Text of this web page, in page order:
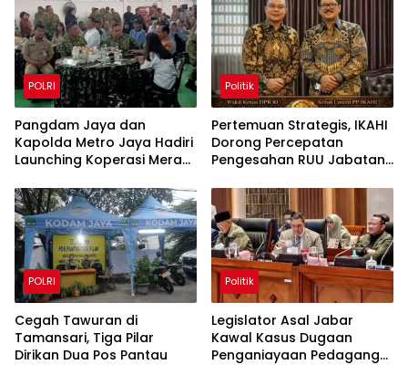
POLRI
Pangdam Jaya dan
Kapolda Metro Jaya Hadiri
Launching Koperasi Merah
Politik
Pertemuan Strategis, IKAHI
Dorong Percepatan
Pengesahan RUU Jabatan
POLRI
Cegah Tawuran di
Tamansari, Tiga Pilar
Dirikan Dua Pos Pantau
Politik
Legislator Asal Jabar
Kawal Kasus Dugaan
Penganiayaan Pedagang